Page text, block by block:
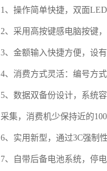
1、操作简单快捷，双面
2、采用高按键感电脑按键
3、金额输入快捷方便，设
4、消费方式灵活：编号方
5、数据双备份设计，系统
采集，消费机少保持近的
6、实用新型，通过3C强制
7、自带后备电池系统，停